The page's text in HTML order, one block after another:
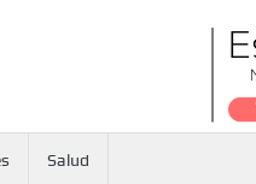
Salud